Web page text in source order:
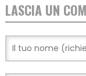
LASCIA UN